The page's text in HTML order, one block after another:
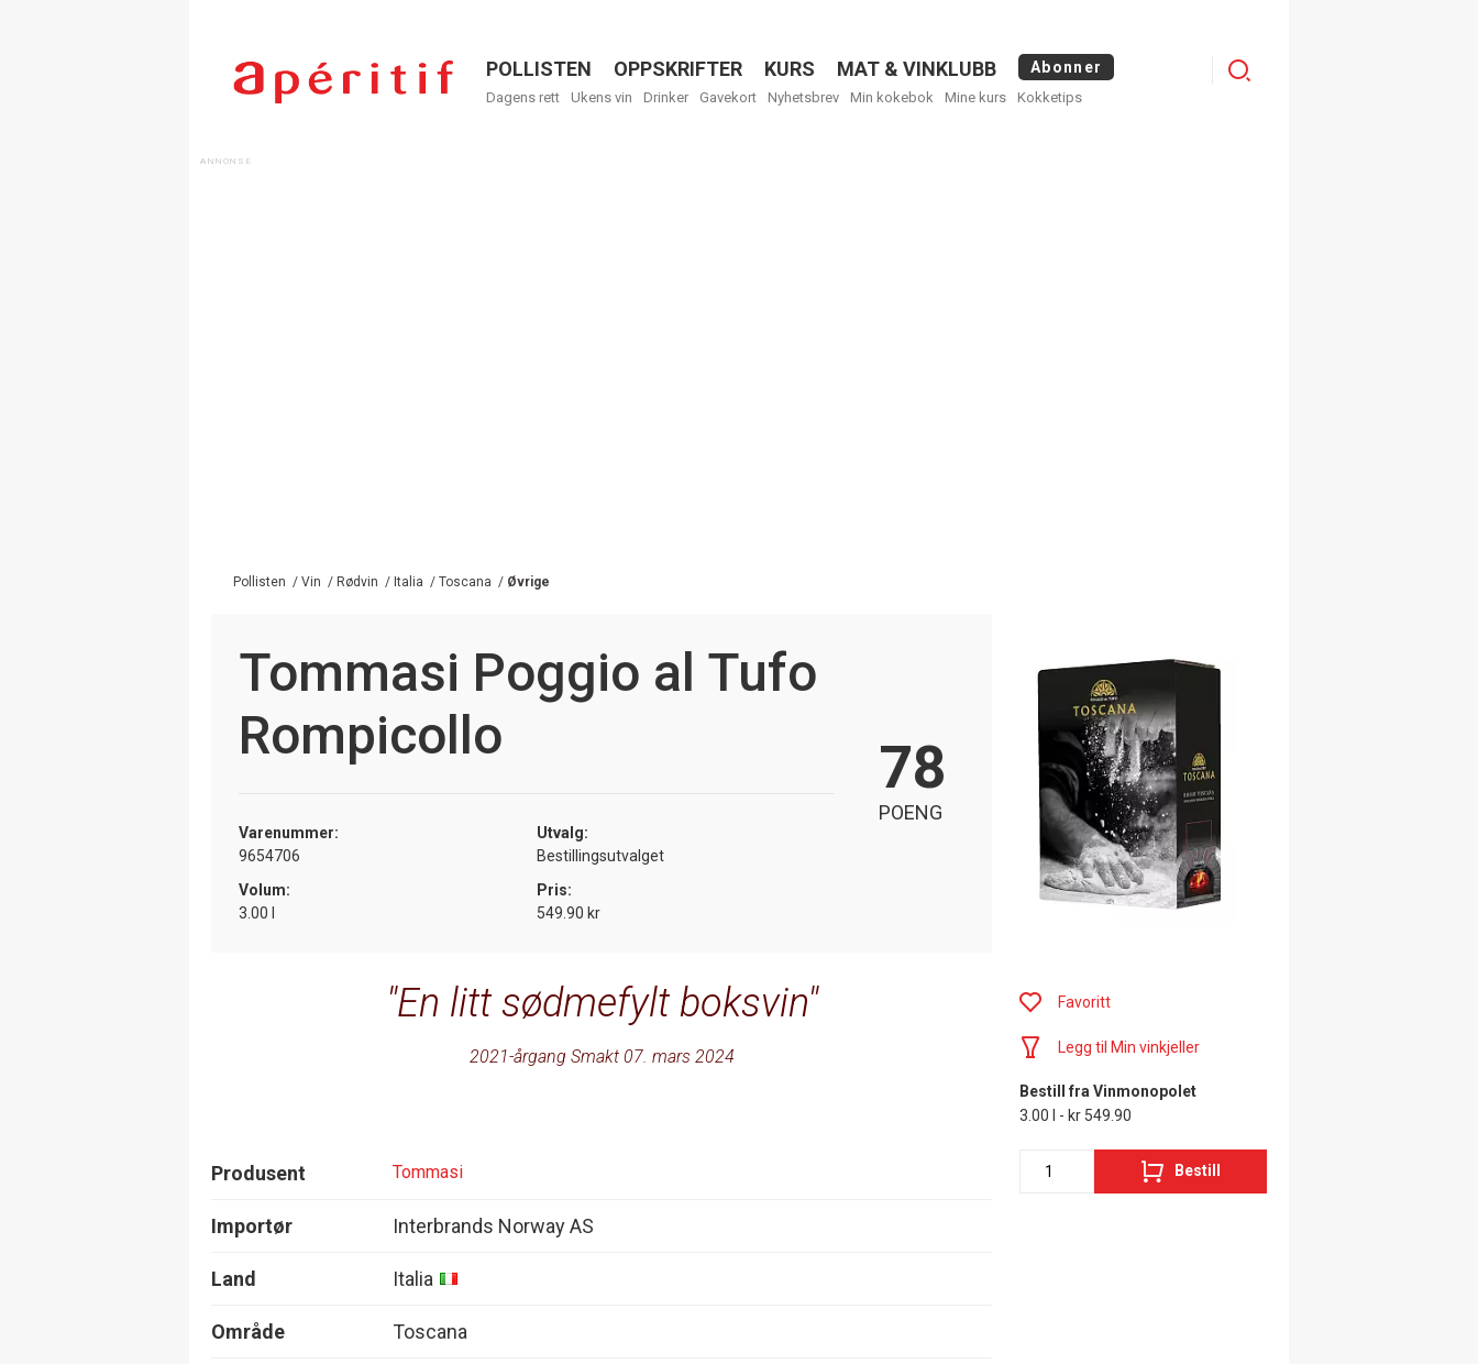
Menu
POLLISTEN OPPSKRIFTER KURS MAT & VINKLUBB Abonner
Dagens rett Ukens vin Drinker Gavekort Nyhetsbrev Min kokebok Mine kurs Kokketips
Menu
Pollisten / Vin / Rødvin / Italia / Toscana / Øvrige
Tommasi Poggio al Tufo
Rompicollo
Varenummer:
9654706
Utvalg:
Bestillingsutvalget
Volum:
3.00 l
Pris:
549.90 kr
78
POENG
En litt sødmefylt boksvin
2021-årgang Smakt 07. mars 2024
Produsent Tommasi
Importør Interbrands Norway AS
Land Italia
Område Toscana
Favoritt
Legg til Min vinkjeller
Bestill fra Vinmonopolet
3.00 l - kr 549.90
Bestill